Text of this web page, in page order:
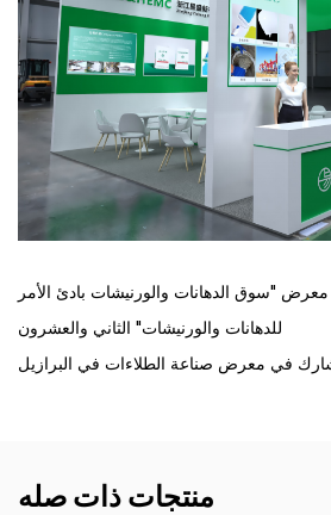
"سوق الدهانات والورنيشات بادئ الأمر
للدهانات والورنيشات" الثاني والعشرون
منتجات ذات صله